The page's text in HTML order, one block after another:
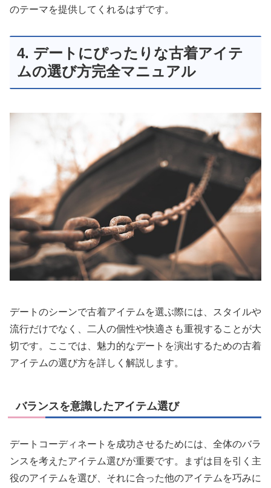
のテーマを提供してくれるはずです。
4. デートにぴったりな古着アイテ
ムの選び方完全マニュアル
デートのシーンで古着アイテムを選ぶ際には、スタイルや
流行だけでなく、二人の個性や快適さも重視することが大
切です。ここでは、魅力的なデートを演出するための古着
アイテムの選び方を詳しく解説します。
バランスを意識したアイテム選び
デートコーディネートを成功させるためには、全体のバラ
ンスを考えたアイテム選びが重要です。まずは目を引く主
役のアイテムを選び、それに合った他のアイテムを巧みに